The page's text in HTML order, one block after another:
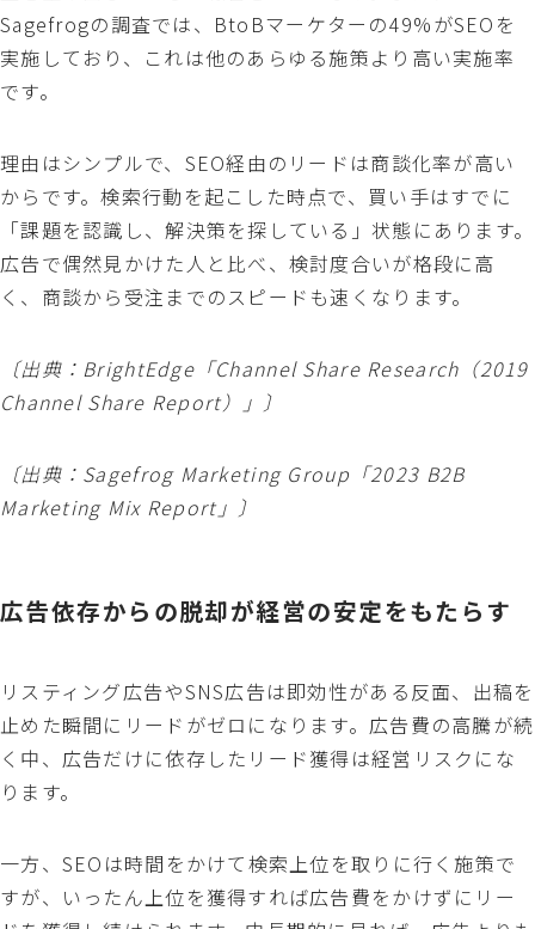
Sagefrogの調査では、BtoBマーケターの49%がSEOを
実施しており、これは他のあらゆる施策より高い実施率
です。
理由はシンプルで、SEO経由のリードは商談化率が高い
からです。検索行動を起こした時点で、買い手はすでに
「課題を認識し、解決策を探している」状態にあります。
広告で偶然見かけた人と比べ、検討度合いが格段に高
く、商談から受注までのスピードも速くなります。
〔出典：BrightEdge「Channel Share Research（2019
Channel Share Report）」〕
〔出典：Sagefrog Marketing Group「2023 B2B
Marketing Mix Report」〕
広告依存からの脱却が経営の安定をもたらす
リスティング広告やSNS広告は即効性がある反面、出稿を
止めた瞬間にリードがゼロになります。広告費の高騰が続
く中、広告だけに依存したリード獲得は経営リスクにな
ります。
一方、SEOは時間をかけて検索上位を取りに行く施策で
すが、いったん上位を獲得すれば広告費をかけずにリー